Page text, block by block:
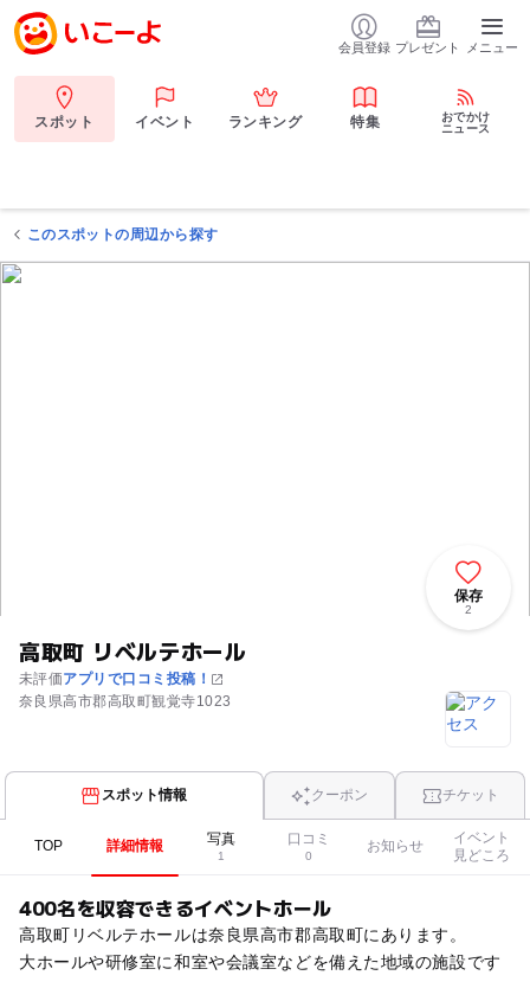
会員登録 プレゼント メニュー
スポット イベント ランキング 特集
おでかけ
ニュース
このスポットの周辺から探す
高取町 リベルテホール
未評価アプリで口コミ投稿！
奈良県高市郡高取町観覚寺1023
保存
2
スポット情報 クーポン チケット
TOP 詳細情報 写真
1
口コミ
0
お知らせ
イベント
見どころ
400名を収容できるイベントホール
高取町リベルテホールは奈良県高市郡高取町にあります。
大ホールや研修室に和室や会議室などを備えた地域の施設です